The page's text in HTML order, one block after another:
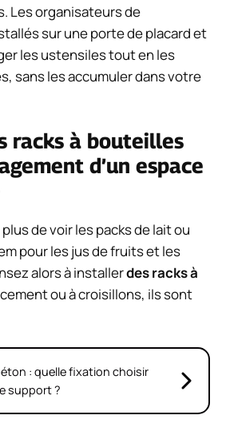
Les organisateurs de
sur une porte de placard et
les ustensiles tout en les
sans les accumuler dans votre
racks à bouteilles
d’un espace
de voir les packs de lait ou
pour les jus de fruits et les
alors à installerdes racks à
ou à croisillons, ils sont
: quelle fixation choisir
support ?